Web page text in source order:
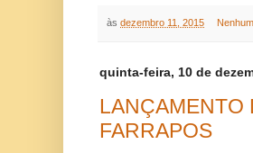
às dezembro 11, 2015
quinta-feira, 10 de
LANÇAMENTO
FARRAPOS